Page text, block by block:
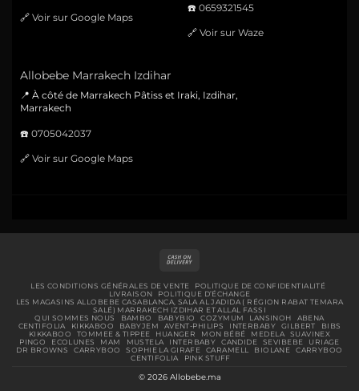
🔗 Voir sur Google Maps
☎️ 0659321545
🔗 Voir sur Waze
Allobebe Marrakech Izdihar
📍 À côté de Marrakech Pâtiss et Iraki, Izdihar,
Marrakech
☎️ 0705042037
🔗 Voir sur Google Maps
Delivery
LES CONDITIONS GÉNÉRALES DE VENTE
POLITIQUE DE CONFIDENTIALITÉ
LIVRAISON
POLITIQUE D’ÉCHANGE
LES MAGASINS ALLOBEBE CASABLANCA, SALA AL JADIDA ( RÉGION RABAT TEMARA
SALÉ) MARRAKECH IZDIHAR ET ALLAL FASSI
QUI SOMMES NOUS
BAMBO BABYBIO COZYMUM LANSINOH
ABENA
CENTIFOLIA
KIKKABOO BABYJEM AVENT-PHILIPS INTERBABY GILBERT
BIBS
KIKKABOO
TOMMEE & TIPPEE HUANGER MON BÉBÉ MEDELA
SUAVINEX
PINGO
ECOLUNES MAM MUSTELA INTERBABY CANDIDE SEVIBEBE
URIAGE
DR BROWNS
CARRYBOO SOPHIE LA GIRAFE CARAMELL BIOLANE
CARRYBOO
CENTIFOLIA
PINK STUFF
© 2026 Allobebe.ma